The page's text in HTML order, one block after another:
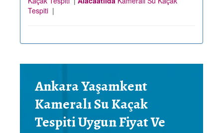
Tespiti |
Ankara Yaşamkent
Kameralı Su Kaçak
Tespiti Uygun Fiyat Ve